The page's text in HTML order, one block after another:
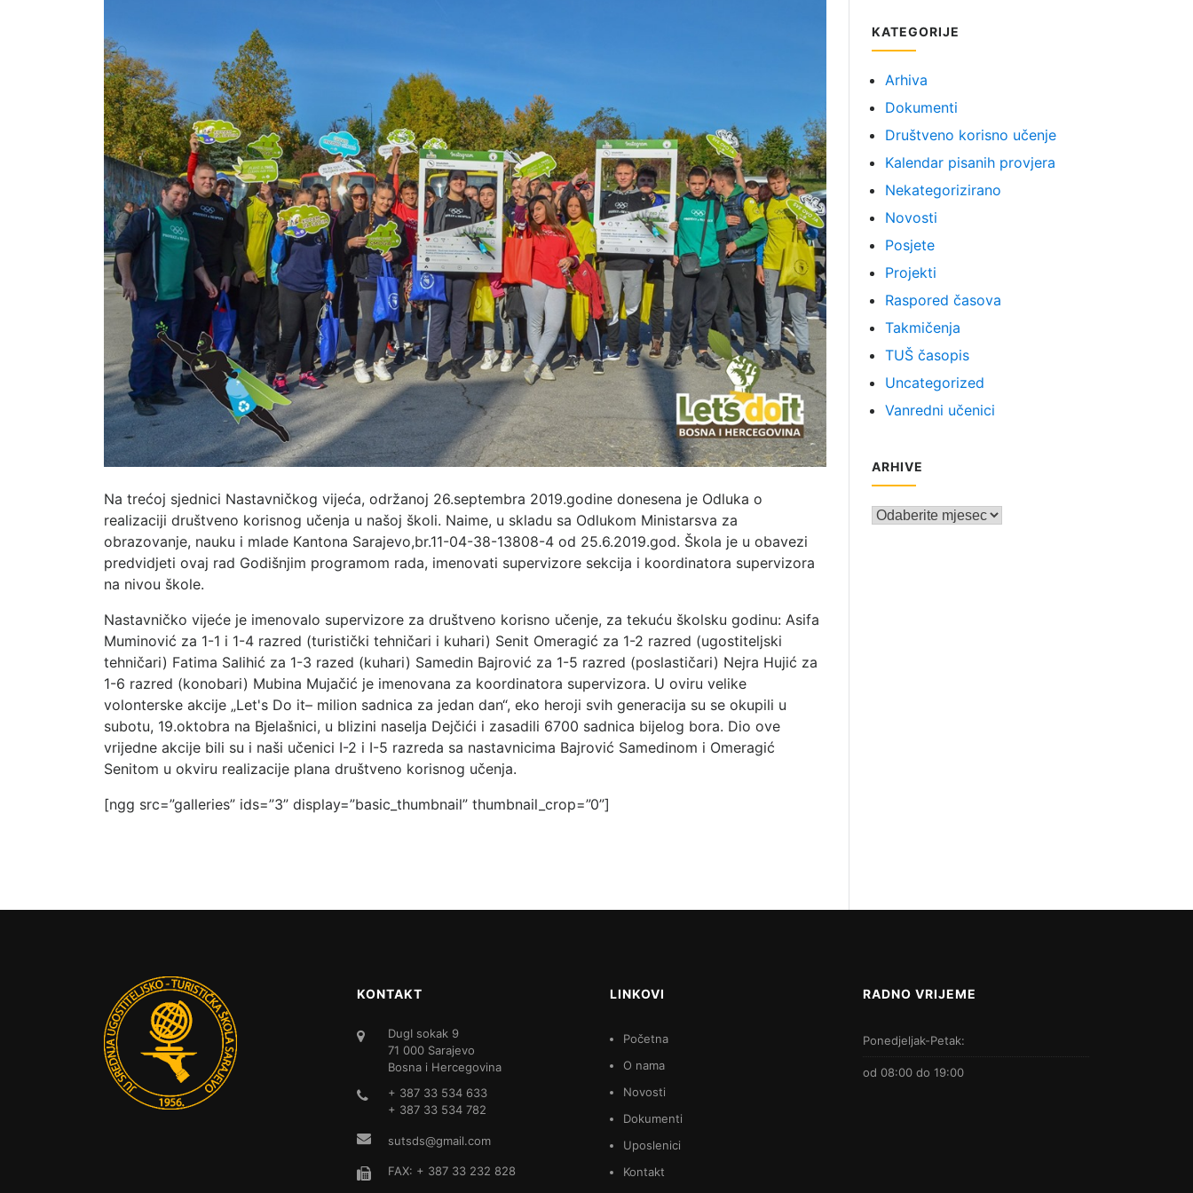
Na trećoj sjednici Nastavničkog vijeća, održanoj 26.septembra 2019.godine donesena je Odluka o
realizaciji društveno korisnog učenja u našoj školi. Naime, u skladu sa Odlukom Ministarsva za
obrazovanje, nauku i mlade Kantona Sarajevo,br.11-04-38-13808-4 od 25.6.2019.god. Škola je u obavezi
predvidjeti ovaj rad Godišnjim programom rada, imenovati supervizore sekcija i koordinatora supervizora
na nivou škole.
Nastavničko vijeće je imenovalo supervizore za društveno korisno učenje, za tekuću školsku godinu: Asifa
Muminović za 1-1 i 1-4 razred (turistički tehničari i kuhari) Senit Omeragić za 1-2 razred (ugostiteljski
tehničari) Fatima Salihić za 1-3 razed (kuhari) Samedin Bajrović za 1-5 razred (poslastičari) Nejra Hujić za
1-6 razred (konobari) Mubina Mujačić je imenovana za koordinatora supervizora. U oviru velike
volonterske akcije „Let's Do it– milion sadnica za jedan dan“, eko heroji svih generacija su se okupili u
subotu, 19.oktobra na Bjelašnici, u blizini naselja Dejčići i zasadili 6700 sadnica bijelog bora. Dio ove
vrijedne akcije bili su i naši učenici I-2 i I-5 razreda sa nastavnicima Bajrović Samedinom i Omeragić
Senitom u okviru realizacije plana društveno korisnog učenja.
[ngg src=”galleries” ids=”3” display=”basic_thumbnail” thumbnail_crop=”0”]
KATEGORIJE
Arhiva
Dokumenti
Društveno korisno učenje
Kalendar pisanih provjera
Nekategorizirano
Novosti
Posjete
Projekti
Raspored časova
Takmičenja
TUŠ časopis
Uncategorized
Vanredni učenici
ARHIVE
Arhive
KONTAKT
DugI sokak 9
71 000 Sarajevo
Bosna i Hercegovina
+ 387 33 534 633
+ 387 33 534 782
sutsds@gmail.com
FAX: + 387 33 232 828
LINKOVI
Početna
O nama
Novosti
Dokumenti
Uposlenici
Kontakt
RADNO VRIJEME
Ponedjeljak-Petak:
od 08:00 do 19:00